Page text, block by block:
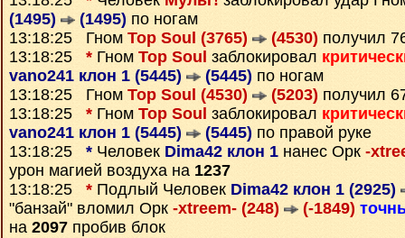
(1495)
(1495) по ногам
13:18:25 Гном Top Soul (3765) (4530) получил
13:18:25 * Гном Top Soul заблокировал
vano241 клон 1 (5445)
(5445) по ногам
13:18:25 Гном Top Soul (4530) (5203) получил
13:18:25 * Гном Top Soul заблокировал
vano241 клон 1 (5445)
(5445) по правой руке
13:18:25 * Человек Dima42 клон 1 нанес Орк -
урон магией воздуха на 1237
13:18:25 * Подлый Человек Dima42 клон 1 (2925)
"банзай" вломил Орк -xtreem- (248) (-1849)
на 2097 пробив блок